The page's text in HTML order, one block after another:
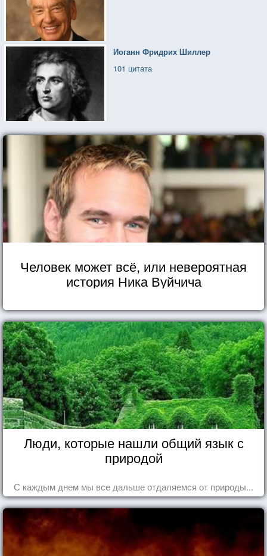
Иоганн Фридрих Шиллер
101 цитата
Человек может всё, или невероятная
история Ника Вуйчича
Люди, которые нашли общий язык с
природой
С каждым днем мы все дальше отдаляемся от природы...